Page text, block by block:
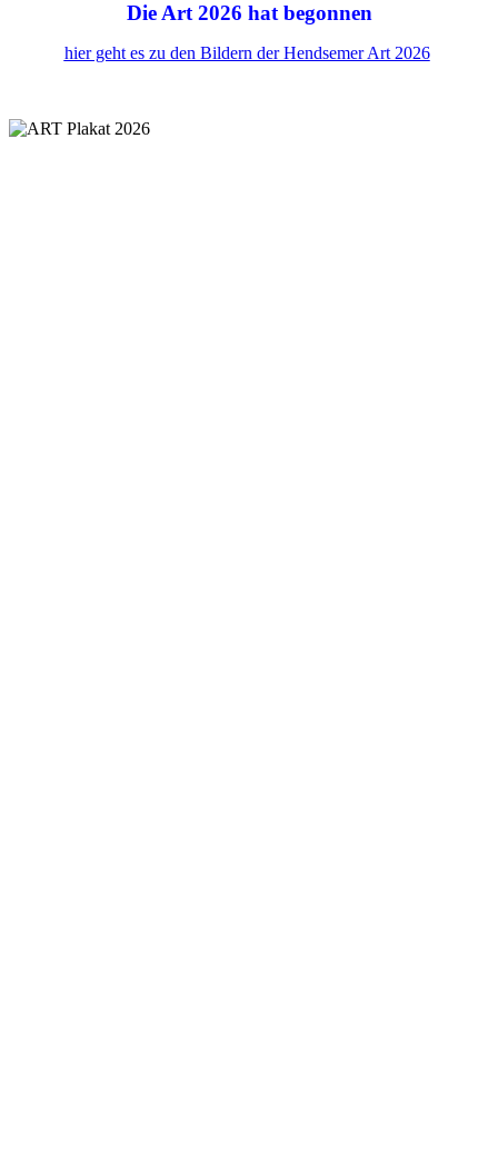
Die Art 2026 hat begonnen
hier geht es zu den Bildern der Hendsemer Art 2026